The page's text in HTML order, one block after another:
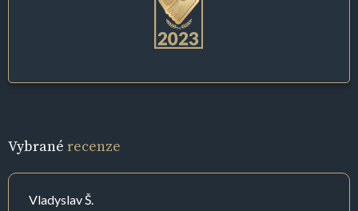
Vybrané recenze
Vladyslav Š.